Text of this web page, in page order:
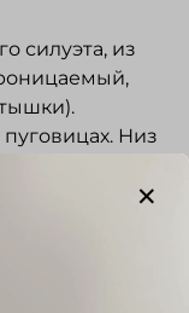
силуэта, из
Низ
с
для